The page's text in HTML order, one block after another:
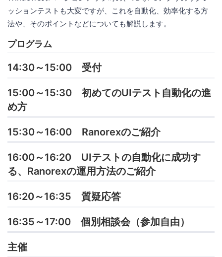
ッションテストも大変ですが、これを自動化、効率化する方
法や、そのポイントなどについても解説します。
プログラム
14:30～15:00 受付
15:00～15:30 初めてのUIテスト自動化の進
め方
15:30～16:00 Ranorexのご紹介
16:00～16:20 UIテストの自動化に成功す
る、Ranorexの運用方法のご紹介
16:20～16:35 質疑応答
16:35～17:00 個別相談会（参加自由）
主催